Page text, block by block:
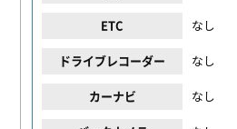
ETC なし
ドライブレコーダー なし
カーナビ なし